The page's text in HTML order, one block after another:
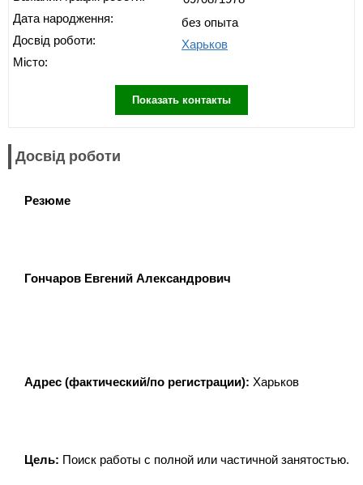
Дата народження:
Досвід роботи:
Місто:
без опыта
Харьков
Показать контакты
Досвід роботи
Резюме
Гончаров Евгений Александрович
Адрес (фактический/по регистрации): Харьков
Цель: Поиск работы с полной или частичной занятостью.